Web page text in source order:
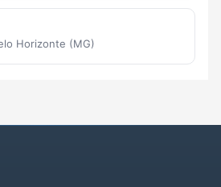
Horizonte (MG)